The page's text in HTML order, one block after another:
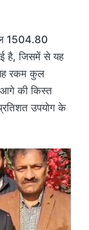
1504.80
है, जिसमें से यह
रकम कुल
की किस्त
उपयोग के